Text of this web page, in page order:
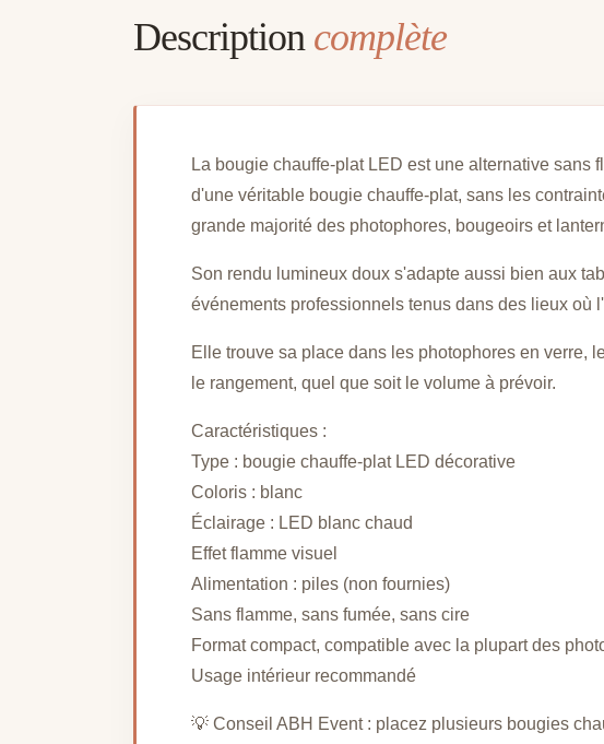
Description complète
La bougie chauffe-plat LED est une alternative
d'une véritable bougie chauffe-plat, sans les
grande majorité des photophores, bougeoirs et
Son rendu lumineux doux s'adapte aussi bien aux
événements professionnels tenus dans des lieux où
Elle trouve sa place dans les photophores en verre,
le rangement, quel que soit le volume à prévoir.
Caractéristiques :
Type : bougie chauffe-plat LED décorative
Coloris : blanc
Éclairage : LED blanc chaud
Effet flamme visuel
Alimentation : piles (non fournies)
Sans flamme, sans fumée, sans cire
Format compact, compatible avec la plupart des
Usage intérieur recommandé
💡 Conseil ABH Event : placez plusieurs bougies